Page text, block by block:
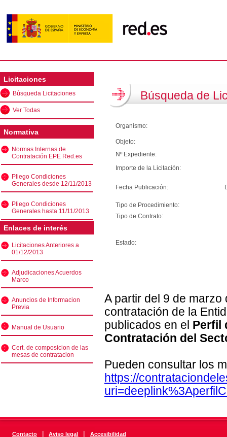
Licitaciones
Búsqueda Licitaciones
Ver Todas
Normativa
Normas Internas de
Contratación EPE Red.es
Pliego Condiciones
Generales desde 12/11/2013
Pliego Condiciones
Generales hasta 11/11/2013
Enlaces de interés
Licitaciones Anteriores a
01/12/2013
Adjudicaciones Acuerdos
Marco
Anuncios de Informacion
Previa
Manual de Usuario
Cert. de composicion de las
mesas de contratacion
Búsqueda de
Organismo:
Objeto:
Nº Expediente:
Importe de la Licitación:
Fecha Publicación:
Tipo de Procedimiento:
Tipo de Contrato:
Estado:
A partir del 9 de
contratación de la
publicados en el Perfil
Contratación del
Pueden consultar los
https://
Contacto | Aviso legal | Accesibilidad